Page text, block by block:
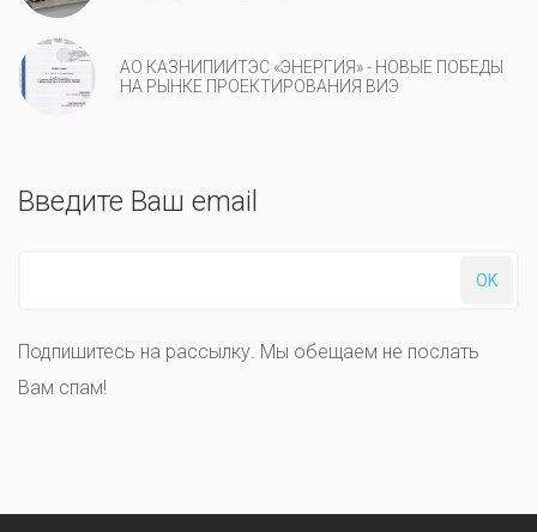
АО КАЗНИПИИТЭС «ЭНЕРГИЯ» - НОВЫЕ ПОБЕДЫ
НА РЫНКЕ ПРОЕКТИРОВАНИЯ ВИЭ
Введите Ваш email
OK
Подпишитесь на рассылку. Мы обещаем не послать
Вам спам!